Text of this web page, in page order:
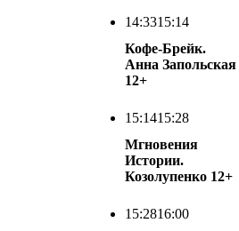
14:3315:14
Кофе-Брейк.
Анна Запольская
12+
15:1415:28
Мгновения
Истории.
Козолупенко 12+
15:2816:00